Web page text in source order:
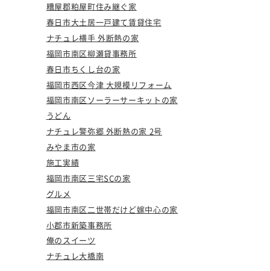
糟屋郡粕屋町住み継ぐ家
春日市大土居一戸建て賃貸住宅
ナチュレ横手 外断熱の家
福岡市南区柳瀬貸事務所
春日市ちくし台の家
福岡市西区今津 大規模リフォーム
福岡市南区ソーラーサーキットの家
うどん
ナチュレ警弥郷 外断熱の家 2号
みやま市の家
施工実績
福岡市南区三宅SCの家
グルメ
福岡市南区二世帯だけど嫁中心の家
小郡市新築事務所
俺のスイーツ
ナチュレ大橋南